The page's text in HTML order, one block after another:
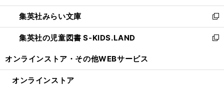
開
く
ウ
で
開
く
ン
ド
ウ
で
ウ
ィ
ン
ド
開
集英社みらい文庫
新
し
い
ン
集英社の児童図書 S-KIDS.LAND
新
ウ
オンラインストア・ その他WEBサービス
オンラインストア